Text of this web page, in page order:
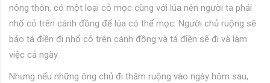
nông thôn, có một loại cỏ mọc cùng với lúa nên người ta phải
nhổ cỏ trên cánh đồng để lúa có thể mọc. Người chủ ruộng sẽ
bảo tá điền đi nhổ cỏ trên cánh đồng và tá điền sẽ đi và làm
việc cả ngày.
Nhưng nếu những ông chủ đi thăm ruộng vào ngày hôm sau,